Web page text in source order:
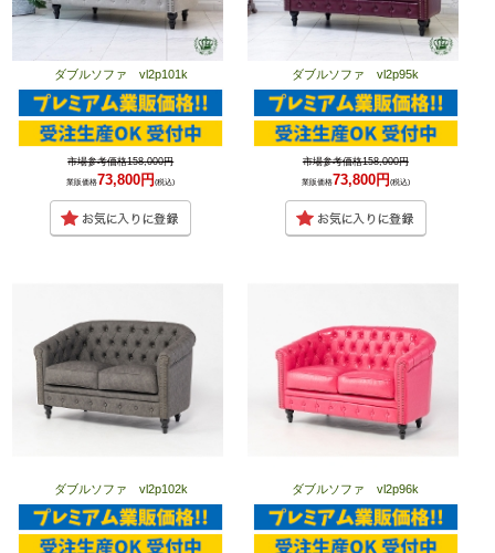
ダブルソファ vl2p101k
市場参考価格158,000円
業販価格73,800円(税込)
ダブルソファ vl2p95k
市場参考価格158,000円
業販価格73,800円 (税込)
ダブルソファ vl2p102k ダブルソファ vl2p96k